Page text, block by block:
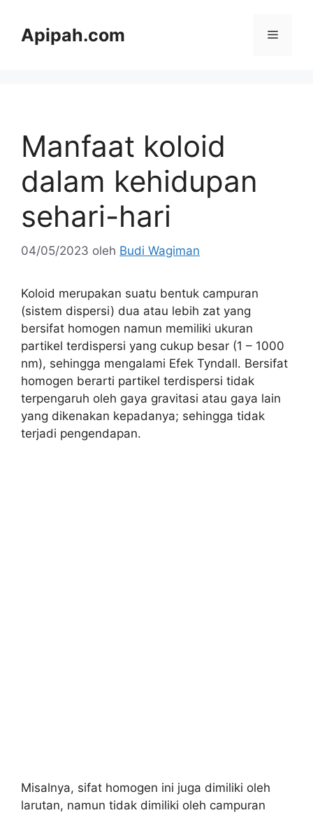
Apipah.com Menu
Manfaat koloid
dalam kehidupan
sehari-hari
04/05/2023 oleh Budi Wagiman
Koloid merupakan suatu bentuk campuran
(sistem dispersi) dua atau lebih zat yang
bersifat homogen namun memiliki ukuran
partikel terdispersi yang cukup besar (1 – 1000
nm), sehingga mengalami Efek Tyndall. Bersifat
homogen berarti partikel terdispersi tidak
terpengaruh oleh gaya gravitasi atau gaya lain
yang dikenakan kepadanya; sehingga tidak
terjadi pengendapan.
Misalnya, sifat homogen ini juga dimiliki oleh
larutan, namun tidak dimiliki oleh campuran